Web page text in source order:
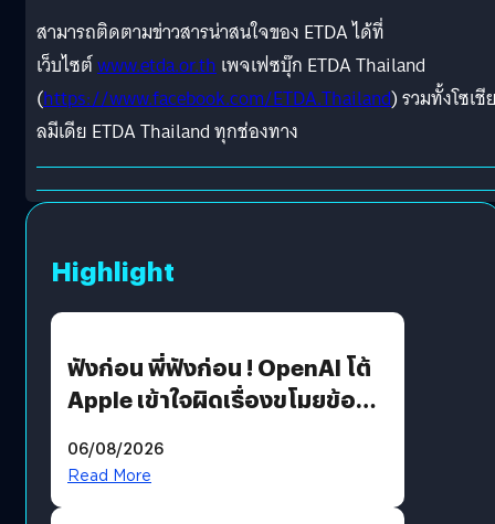
สามารถติดตามข่าวสารน่าสนใจของ ETDA ได้ที่
เว็บไซต์www.etda.or.thเพจเฟซบุ๊ก ETDA Thailand
(https://www.facebook.com/ETDA.Thailand) รวมทั้งโซเชี
ลมีเดีย ETDA Thailand ทุกช่องทาง
Highlight
ฟังก่อน พี่ฟังก่อน ! OpenAI โต้
Apple เข้าใจผิดเรื่องขโมยข้อมูล
06/08/2026
Read More